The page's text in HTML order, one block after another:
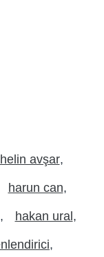
helin avşar
harun can
hakan ural